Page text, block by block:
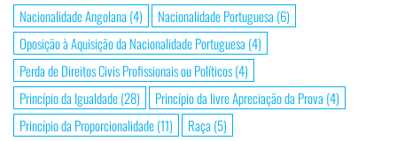
Nacionalidade Angolana (4) Nacionalidade Portuguesa (6)
Oposição à Aquisição da Nacionalidade Portuguesa (4)
Perda de Direitos Civis Profissionais ou Políticos(4)
Princípio da Igualdade(28) Princípio da livre Apreciação da Prova (4)
Princípio da Proporcionalidade(11) Raça (5)